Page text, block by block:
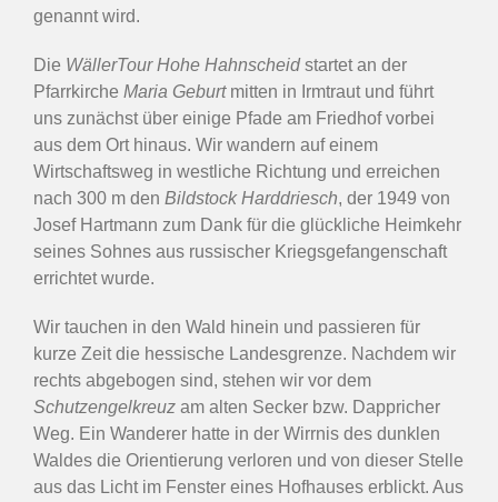
genannt wird.
Die WällerTour Hohe Hahnscheidstartet an der
Pfarrkirche Maria Geburtmitten in Irmtraut und führt
uns zunächst über einige Pfade am Friedhof vorbei
aus dem Ort hinaus. Wir wandern auf einem
Wirtschaftsweg in westliche Richtung und erreichen
nach 300 m den Bildstock Harddriesch, der 1949 von
Josef Hartmann zum Dank für die glückliche Heimkehr
seines Sohnes aus russischer Kriegsgefangenschaft
errichtet wurde.
Wir tauchen in den Wald hinein und passieren für
kurze Zeit die hessische Landesgrenze. Nachdem wir
rechts abgebogen sind, stehen wir vor dem
Schutzengelkreuz am alten Secker bzw. Dappricher
Weg. Ein Wanderer hatte in der Wirrnis des dunklen
Waldes die Orientierung verloren und von dieser Stelle
aus das Licht im Fenster eines Hofhauses erblickt. Aus